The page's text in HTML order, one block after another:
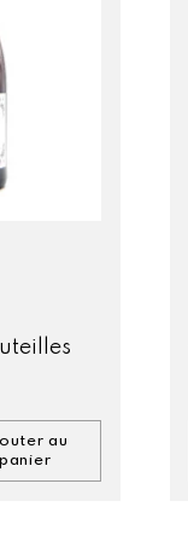
au
panier